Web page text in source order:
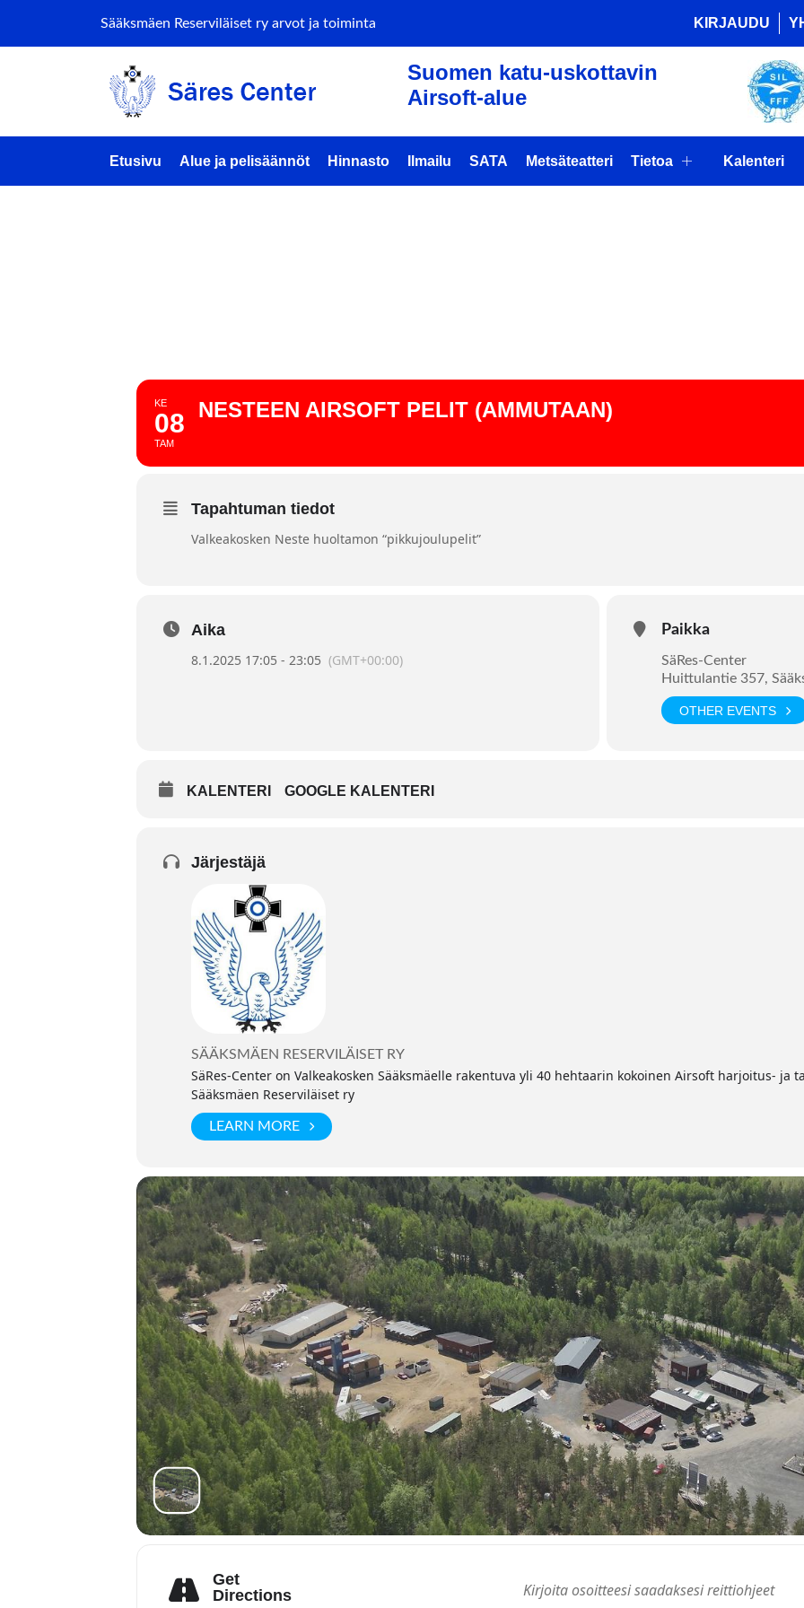
Sääksmäen Reserviläiset ry arvot ja toiminta KIRJAUDU
Suomen katu-uskottavin
Airsoft-alue
Etusivu Alue ja pelisäännöt Hinnasto Ilmailu SATA Metsäteatteri Tietoa Kalenteri
KE
08
TAM
NESTEEN AIRSOFT PELIT (AMMUTAAN)
Tapahtuman tiedot
Valkeakosken Neste huoltamon “pikkujoulupelit”
Aika
8.1.2025 17:05 - 23:05 (GMT+00:00)
Paikka
SäRes-Center
Huittulantie 357,
OTHER EVENTS
KALENTERI GOOGLE KALENTERI
Järjestäjä
SÄÄKSMÄEN RESERVILÄISET RY
SäRes-Center on Valkeakosken Sääksmäelle rakentuva yli 40 hehtaarin kokoinen Airsoft harjoitus- ja
Sääksmäen Reserviläiset ry
LEARN MORE
Get
Directions